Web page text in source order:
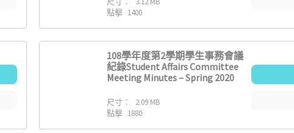
點擊 1400
108學年度第2學期學生事務會議
紀錄Student Affairs Committee
Meeting Minutes – Spring 2020
尺寸：
2.09 MB
點擊 1880